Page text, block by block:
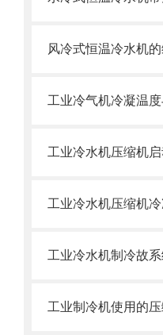
工业冷气机冷凝温
工业冷水机压缩机
工业冷水机压缩机
工业制冷机使用的